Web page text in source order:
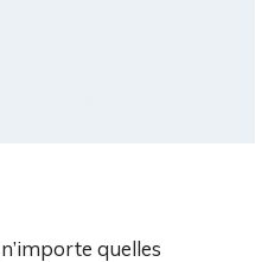
quelles